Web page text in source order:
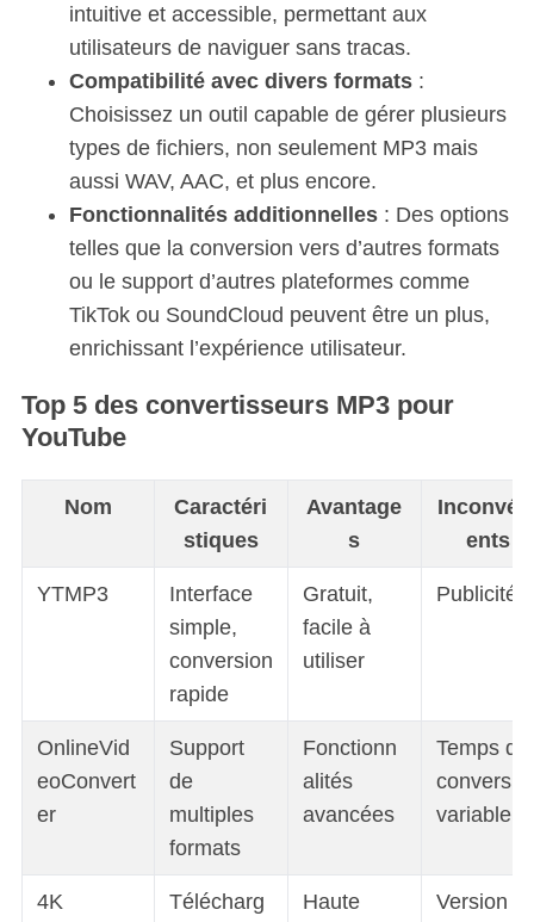
intuitive et accessible, permettant aux
utilisateurs de naviguer sans tracas.
Compatibilité avec divers formats:
Choisissez un outil capable de gérer plusieurs
types de fichiers, non seulement MP3 mais
aussi WAV, AAC, et plus encore.
Fonctionnalités additionnelles: Des options
telles que la conversion vers d’autres formats
ou le support d’autres plateformes comme
TikTok ou SoundCloud peuvent être un plus,
enrichissant l’expérience utilisateur.
Top 5 des convertisseurs MP3 pour
YouTube
Nom
Caractéri
stiques
Avantage
s
ents
YTMP3
Interface
simple,
conversion
rapide
Gratuit,
facile à
utiliser
Publicité
OnlineVid
eoConvert
er
Support
de
multiples
formats
Fonctionn
alités
avancées
Temps de
variable
4K
Télécharg
Haute
Version